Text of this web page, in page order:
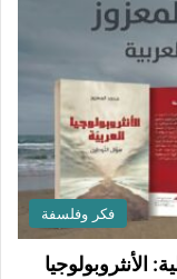
فكر وفلسفة
الأنثروبولوجيا